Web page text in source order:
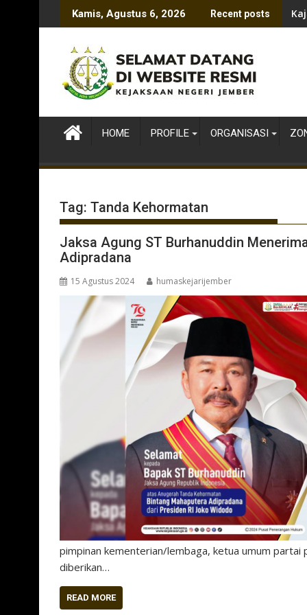
to
Kamis, Agustus 6, 2026 Recent posts
HOME PROFILE ORGANISASI
Tag: Tanda Kehormatan
Jaksa Agung ST Burhanuddin
Adipradana
15 Agustus 2024 humaskejarijember
pimpinan kementerian/lembaga, ketua umum partai
diberikan…
READ MORE